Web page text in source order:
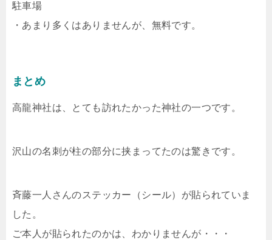
駐車場
・あまり多くはありませんが、無料です。
まとめ
高龍神社は、とても訪れたかった神社の一つです。
沢山の名刺が柱の部分に挟まってたのは驚きです。
斉藤一人さんのステッカー（シール）が貼られていま
した。
ご本人が貼られたのかは、わかりませんが・・・